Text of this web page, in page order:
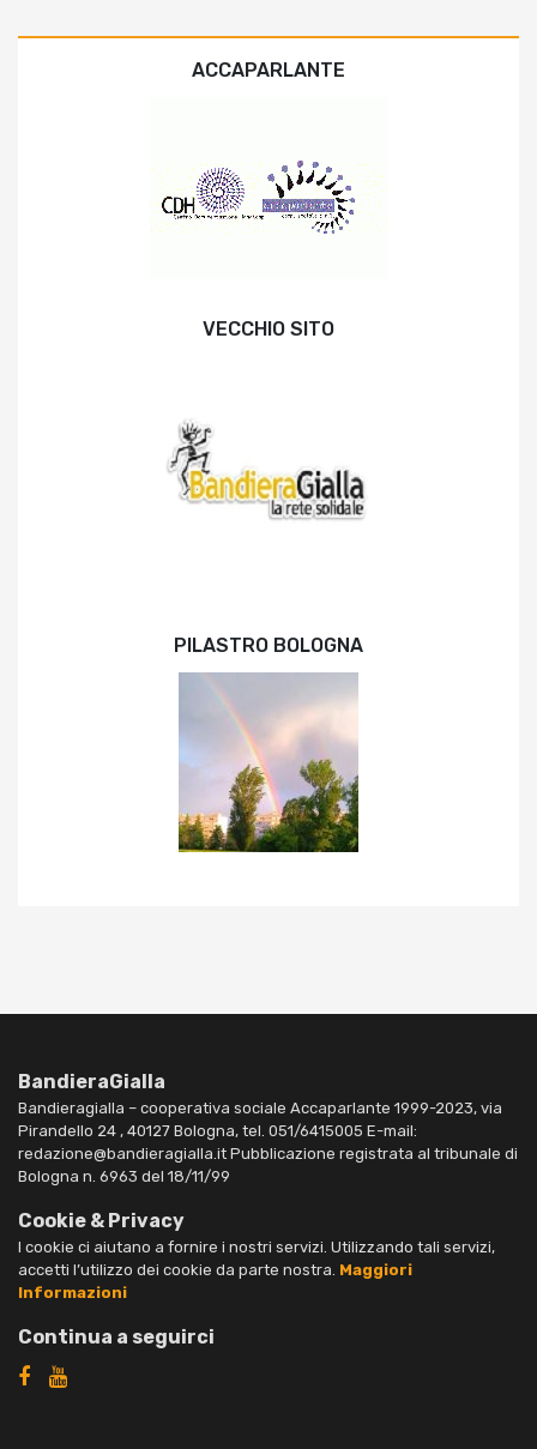
ACCAPARLANTE
VECCHIO SITO
PILASTRO BOLOGNA
BandieraGialla
Bandieragialla – cooperativa sociale Accaparlante 1999-2023, via
Pirandello 24 , 40127 Bologna, tel. 051/6415005 E-mail:
redazione@bandieragialla.it Pubblicazione registrata al tribunale di
Bologna n. 6963 del 18/11/99
Cookie & Privacy
I cookie ci aiutano a fornire i nostri servizi. Utilizzando tali servizi,
accetti l’utilizzo dei cookie da parte nostra. Maggiori
Informazioni
Continua a seguirci